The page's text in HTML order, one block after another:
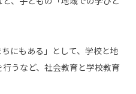
にもある」として、学校と地
うなど、社会教育と学校教育